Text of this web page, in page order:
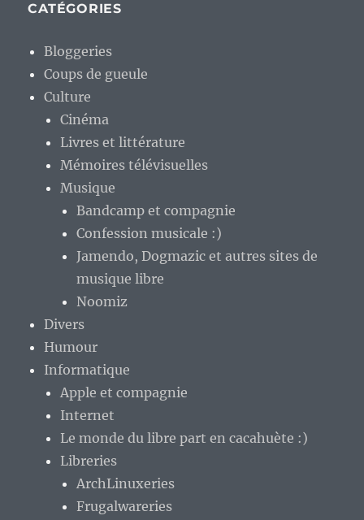
CATÉGORIES
Bloggeries
Coups de gueule
Culture
Cinéma
Livres et littérature
Mémoires télévisuelles
Musique
Bandcamp et compagnie
Confession musicale :)
Jamendo, Dogmazic et autres sites de
musique libre
Noomiz
Divers
Humour
Informatique
Apple et compagnie
Internet
Le monde du libre part en cacahuète :)
Libreries
ArchLinuxeries
Frugalwareries